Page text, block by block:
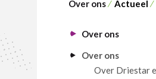
Over ons ⁄ Actueel ⁄
Over ons
Over ons
Over Driestar